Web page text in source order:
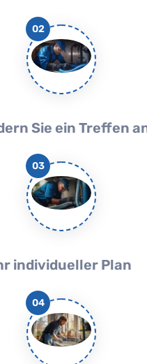
02
Sie ein Treffen
03
individueller Plan
04